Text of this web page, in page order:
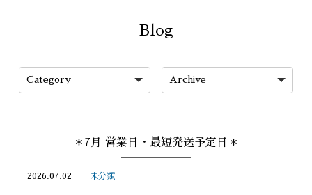
Blog
＊7月 営業日・最短発送予定日＊
2026.07.02 未分類